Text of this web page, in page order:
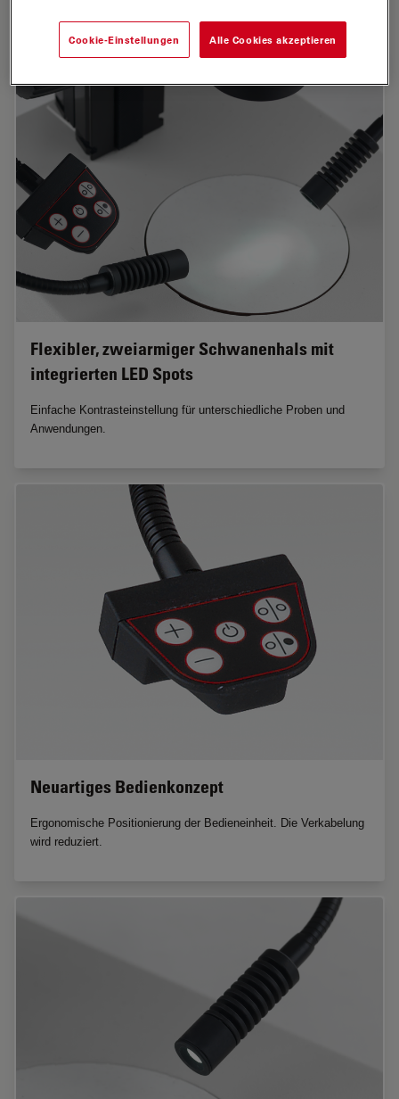
Flexibler, zweiarmiger Schwanenhals mit
integrierten LED Spots
Einfache Kontrasteinstellung für unterschiedliche Proben und
Anwendungen.
Neuartiges Bedienkonzept
Ergonomische Positionierung der Bedieneinheit. Die Verkabelung
wird reduziert.
Cookie-Einstellungen Alle Cookies akzeptieren